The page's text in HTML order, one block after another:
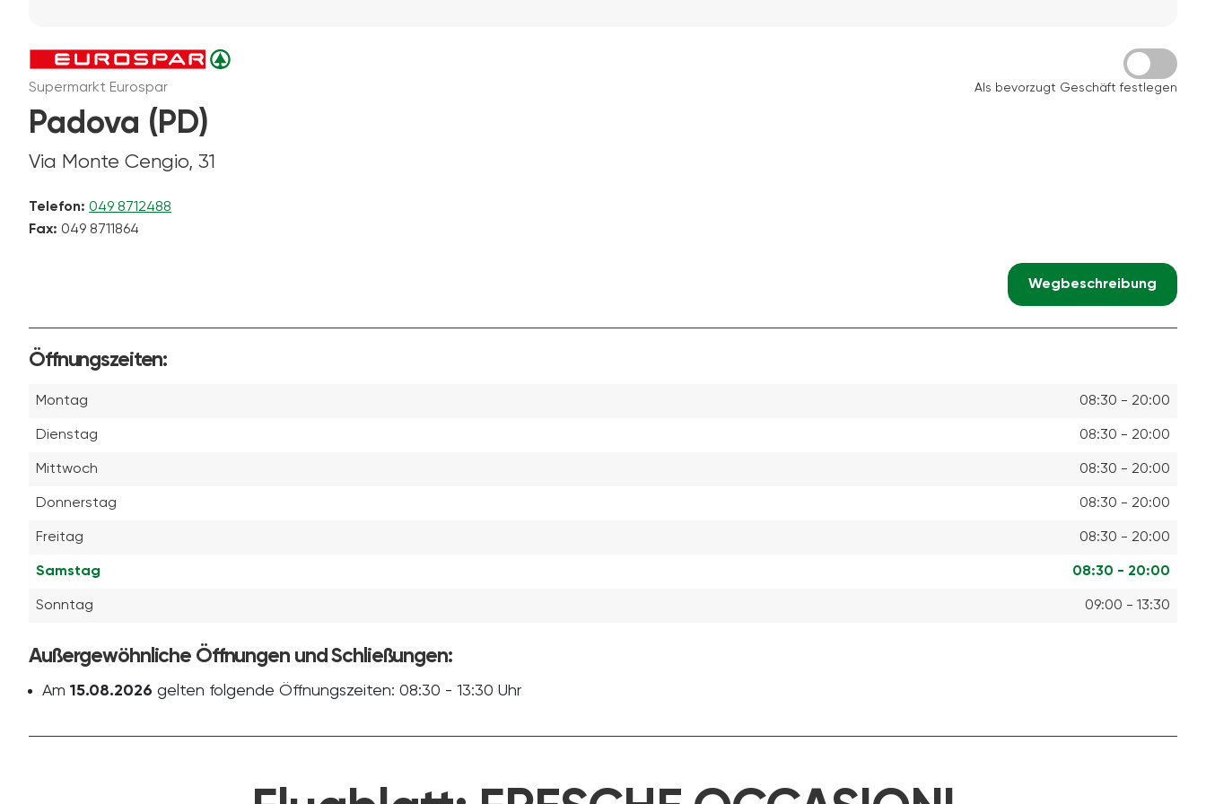
Supermarkt Eurospar
Padova (PD)
Via Monte Cengio, 31
Telefon: 049 8712488
Fax: 049 8711864
Als bevorzugt Geschäft festlegen
Wegbeschreibung
Öffnungszeiten:
Montag 08:30 - 20:00
Dienstag 08:30 - 20:00
Mittwoch 08:30 - 20:00
Donnerstag 08:30 - 20:00
Freitag 08:30 - 20:00
Samstag 08:30 - 20:00
Sonntag 09:00 - 13:30
Außergewöhnliche Öffnungen und Schließungen:
Am 15.08.2026 gelten folgende Öffnungszeiten: 08:30 - 13:30 Uhr